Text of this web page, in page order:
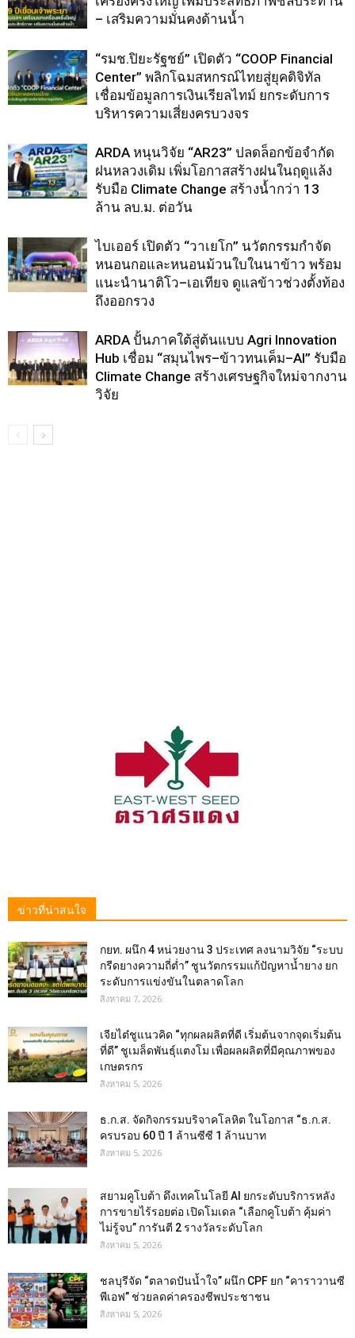
– เสริมความมั่นคงด้านน้ำ
“รมช.ปิยะรัฐชย์” เปิดตัว “COOP Financial
Center” พลิกโฉมสหกรณ์ไทยสู่ยุคดิจิทัล
เชื่อมข้อมูลการเงินเรียลไทม์ ยกระดับการ
บริหารความเสี่ยงครบวงจร
ARDA หนุนวิจัย “AR23” ปลดล็อกข้อจำกัด
ฝนหลวงเดิม เพิ่มโอกาสสร้างฝนในฤดูแล้ง
รับมือ Climate Change สร้างน้ำกว่า 13
ล้าน ลบ.ม. ต่อวัน
ไบเออร์ เปิดตัว “วาเยโก” นวัตกรรมกำจัด
หนอนกอและหนอนม้วนใบในนาข้าว พร้อม
แนะนำนาติโว–เอเทียจ ดูแลข้าวช่วงตั้งท้อง
ถึงออกรวง
ARDA ปั้นภาคใต้สู่ต้นแบบ Agri Innovation
Hub เชื่อม “สมุนไพร–ข้าวทนเค็ม–AI” รับมือ
Climate Change สร้างเศรษฐกิจใหม่จากงาน
วิจัย
ข่าวที่น่าสนใจ
กยท. ผนึก 4 หน่วยงาน 3 ประเทศ ลงนามวิจัย “ระบบ
กรีดยางความถี่ต่ำ” ชูนวัตกรรมแก้ปัญหาน้ำยาง ยก
ระดับการแข่งขันในตลาดโลก
สิงหาคม 7, 2026
เจียไต๋ชูแนวคิด “ทุกผลผลิตที่ดี เริ่มต้นจากจุดเริ่มต้น
ที่ดี” ชูเมล็ดพันธุ์แตงโม เพื่อผลผลิตที่มีคุณภาพของ
เกษตรกร
สิงหาคม 5, 2026
ธ.ก.ส. จัดกิจกรรมบริจาคโลหิต ในโอกาส “ธ.ก.ส.
ครบรอบ 60 ปี 1 ล้านซีซี 1 ล้านบาท
สิงหาคม 5, 2026
สยามคูโบต้า ดึงเทคโนโลยี AI ยกระดับบริการหลัง
การขายไร้รอยต่อ เปิดโมเดล “เลือกคูโบต้า คุ้มค่า
ไม่รู้จบ” การันตี 2 รางวัลระดับโลก
สิงหาคม 5, 2026
ชลบุรีจัด “ตลาดปันน้ำใจ” ผนึก CPF ยก “คาราวานซี
พีเอฟ” ช่วยลดค่าครองชีพประชาชน
สิงหาคม 5, 2026